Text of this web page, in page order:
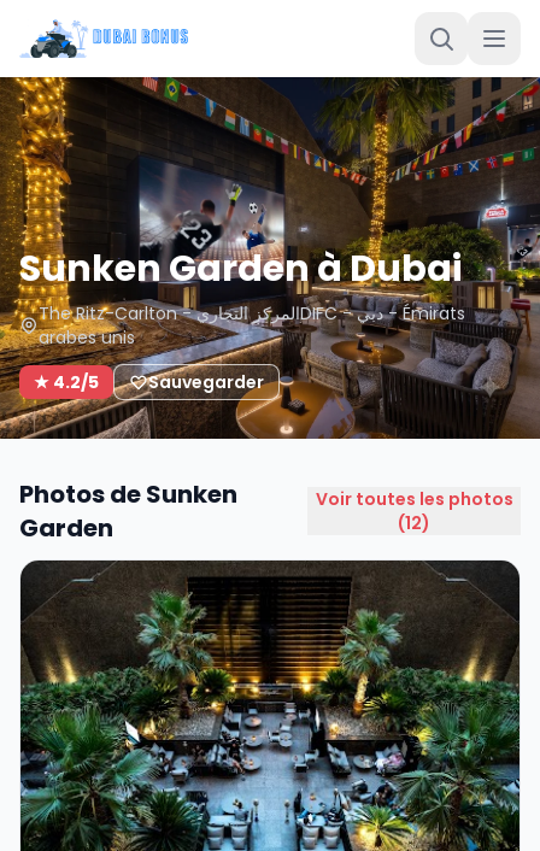
Sunken Garden à Dubai
The Ritz-Carlton - المركز التجاريDIFC - دبي - Émirats
arabes unis
★ 4.2/5
Sauvegarder
Photos de Sunken
Garden
Voir toutes les photos
(12)